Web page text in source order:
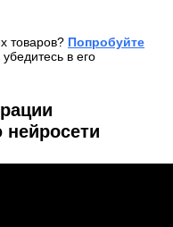
товаров? Попробуйте
в его